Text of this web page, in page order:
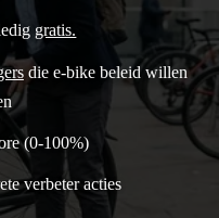
gratis.
die e-bike beleid willen
(0-100%)
verbeter acties